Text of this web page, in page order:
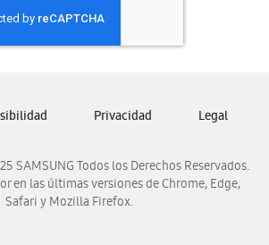
Samsung Honduras
Samsung Nicaragua
Samsung Venezuela
SAMSUNG Todos los Derechos Reservados.
en las últimas versiones de Chrome, Edge,
Safari y Mozilla Firefox.
Privacidad Legal